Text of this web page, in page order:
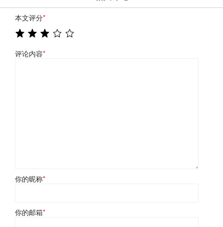
本文评分*
评论内容*
你的昵称*
你的邮箱*